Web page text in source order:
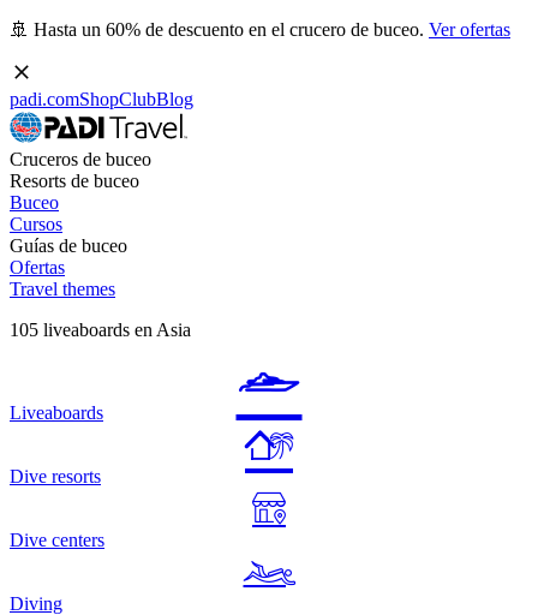
🚢 Hasta un 60% de descuento en el crucero de buceo. Ver ofertas
padi.comShopClubBlog
Cruceros de buceo
Resorts de buceo
Buceo
Cursos
Guías de buceo
Ofertas
Travel themes
105 liveaboards en Asia
Liveaboards
Dive resorts
Dive centers
Diving